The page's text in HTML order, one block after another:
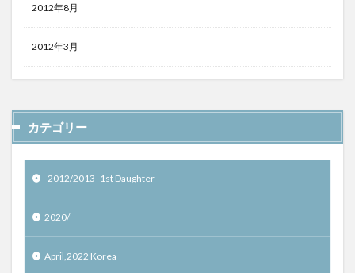
2012年8月
2012年3月
カテゴリー
-2012/2013- 1st Daughter
2020/
April,2022 Korea